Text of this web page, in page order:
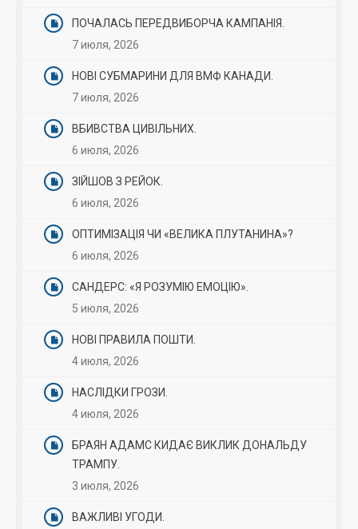
ПОЧАЛАСЬ ПЕРЕДВИБОРЧА КАМПАНІЯ.
7 июля, 2026
НОВІ СУБМАРИНИ ДЛЯ ВМФ КАНАДИ.
7 июля, 2026
ВБИВСТВА ЦИВІЛЬНИХ.
6 июля, 2026
ЗІЙШОВ З РЕЙОК.
6 июля, 2026
ОПТИМІЗАЦІЯ ЧИ «ВЕЛИКА ПЛУТАНИНА»?
6 июля, 2026
САНДЕРС: «Я РОЗУМІЮ ЕМОЦІЮ».
5 июля, 2026
НОВІ ПРАВИЛА ПОШТИ.
4 июля, 2026
НАСЛІДКИ ГРОЗИ.
4 июля, 2026
БРАЯН АДАМС КИДАЄ ВИКЛИК ДОНАЛЬДУ
ТРАМПУ.
3 июля, 2026
ВАЖЛИВІ УГОДИ.